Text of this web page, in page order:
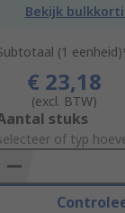
Bekijk
(1
€ 23,18
(excl. BTW)
Basket
stuks
of typ